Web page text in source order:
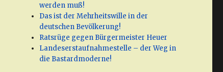
werden muß!
Das ist der Mehrheitswille in der
deutschen Bevölkerung!
Ratsrüge gegen Bürgermeister Heuer
Landeserstaufnahmestelle – der Weg in
die Bastardmoderne!